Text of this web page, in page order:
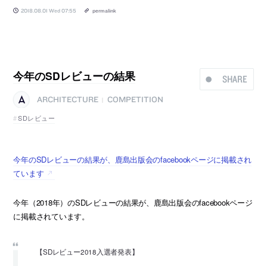
2018.08.01 Wed 07:55 permalink
SHARE
今年のSDレビューの結果
ARCHITECTURE
COMPETITION
SDレビュー
今年のSDレビューの結果が、鹿島出版会のfacebookページに掲載され
ています
今年（2018年）のSDレビューの結果が、鹿島出版会のfacebookページ
に掲載されています。
【SDレビュー2018入選者発表】